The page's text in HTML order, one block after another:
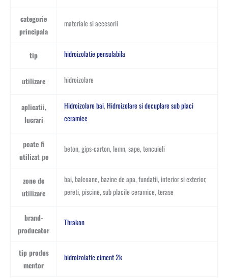
categorie
principala
materiale si accesorii
tip hidroizolatie pensulabila
utilizare hidroizolare
aplicatii,
lucrari
Hidroizolare bai, Hidroizolare si decuplare sub placi
ceramice
poate fi
utilizat pe
beton, gips-carton, lemn, sape, tencuieli
zone de
utilizare
bai, balcoane, bazine de apa, fundatii, interior si exterior,
pereti, piscine, sub placile ceramice, terase
brand-
producator
Thrakon
tip produs
mentor
hidroizolatie ciment 2k